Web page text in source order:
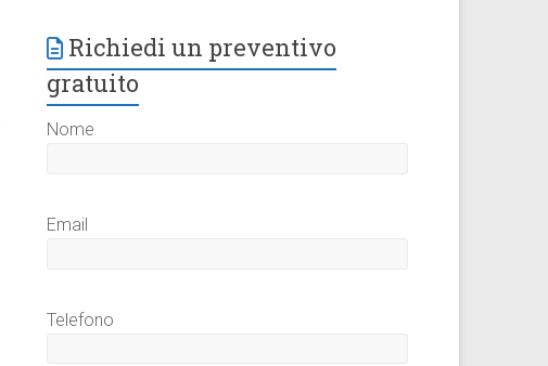
Richiedi un preventivo
gratuito
Nome
Email
Telefono